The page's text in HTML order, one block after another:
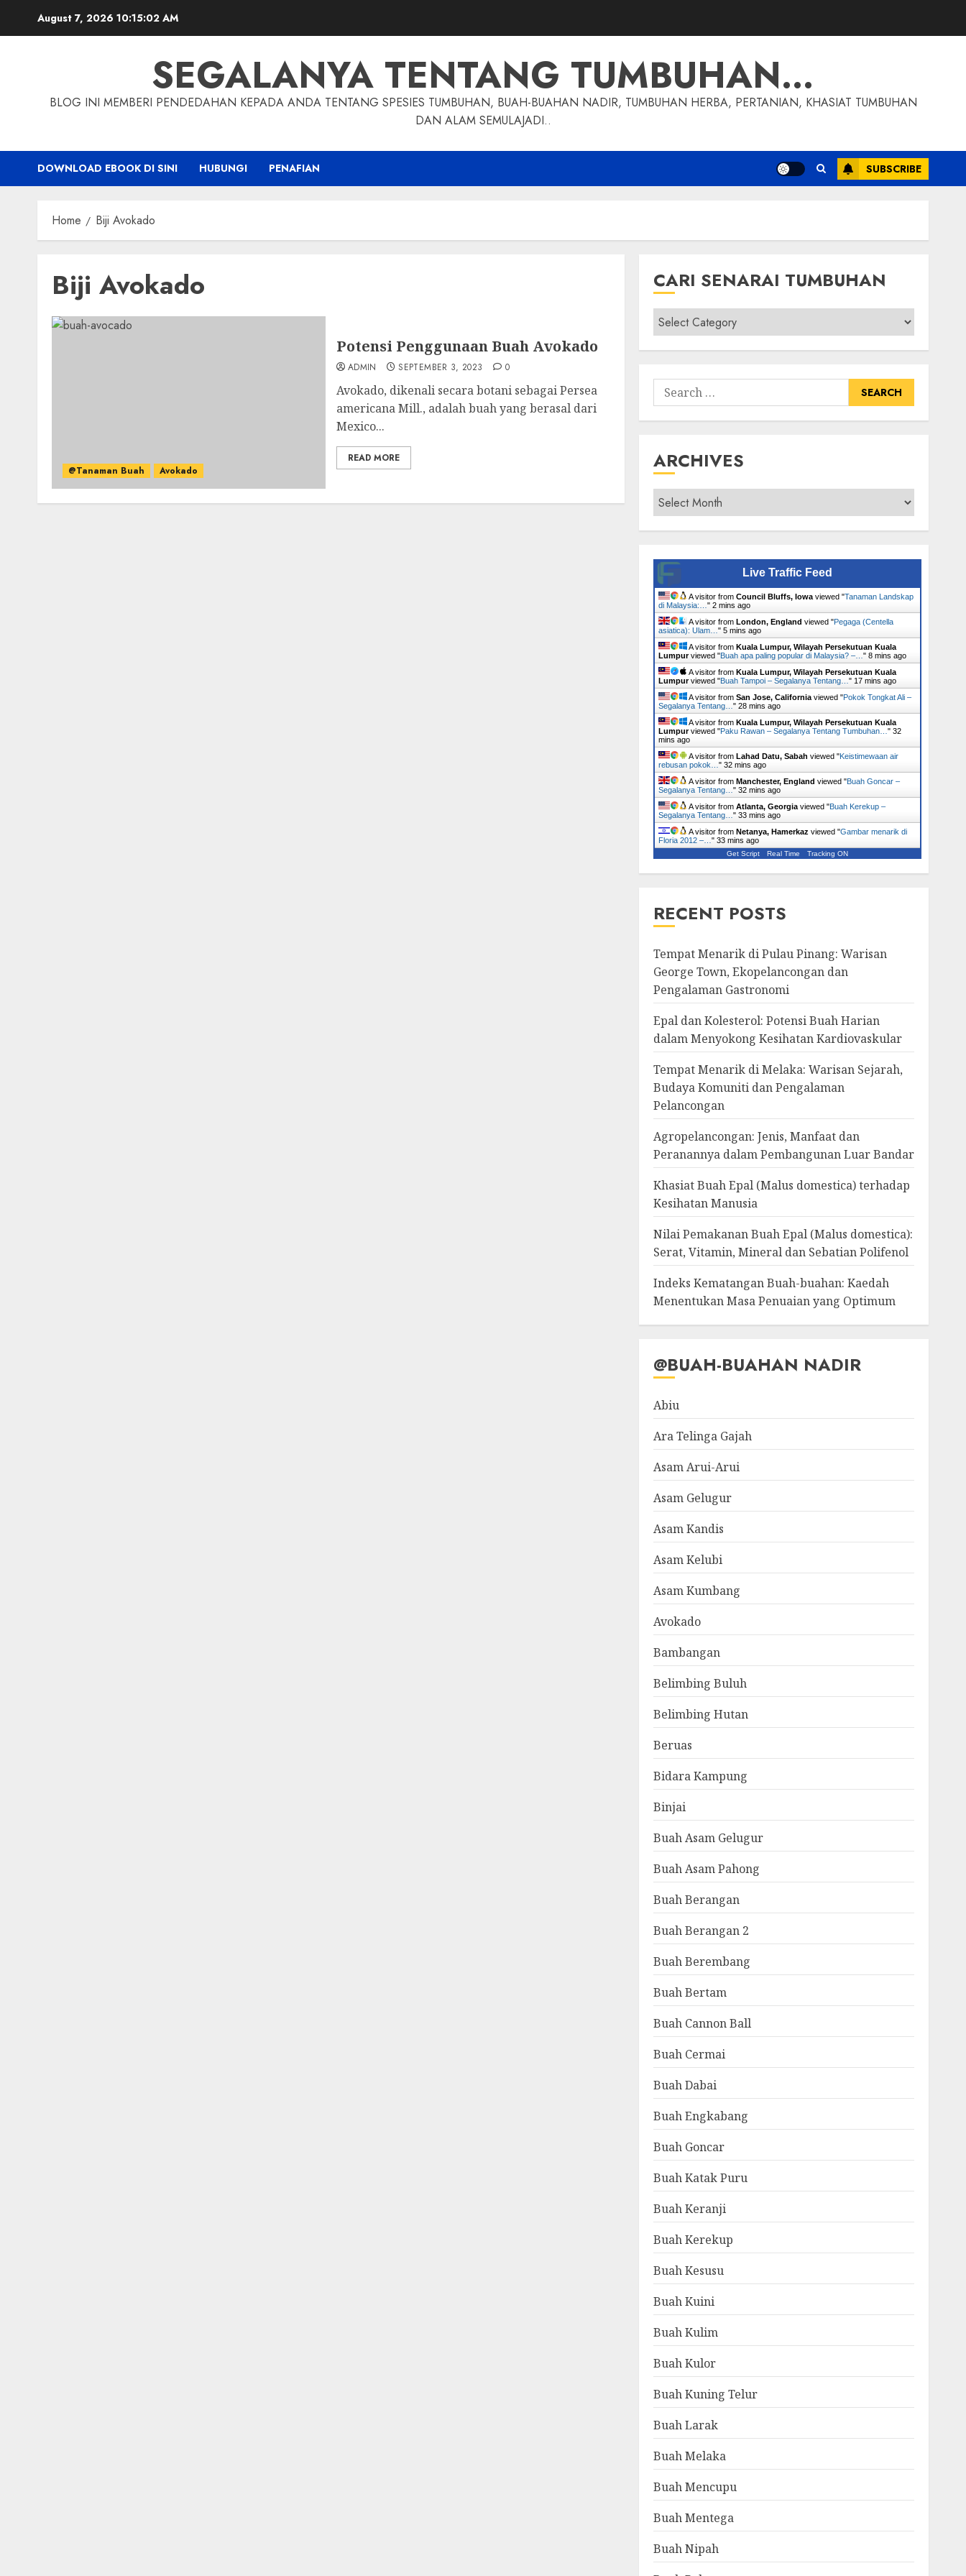
August 7, 2026 10:15:03 AM
SEGALANYA TENTANG TUMBUHAN…
BLOG INI MEMBERI PENDEDAHAN KEPADA ANDA TENTANG SPESIES TUMBUHAN, BUAH-BUAHAN NADIR, TUMBUHAN HERBA, PERTANIAN, KHASIAT TUMBUHAN
DAN ALAM SEMULAJADI..
DOWNLOAD EBOOK DI SINI HUBUNGI PENAFIAN SUBSCRIBE
Home Biji Avokado
Biji Avokado
@Tanaman Buah Avokado
Potensi Penggunaan Buah Avokado
ADMIN SEPTEMBER 3, 2023 0
Avokado, dikenali secara botani sebagai Persea
americana Mill., adalah buah yang berasal dari
Mexico...
READ MORE
CARI SENARAI TUMBUHAN
Cari
Senarai
Tumbuhan
Search
for:
ARCHIVES
Archives
Live Traffic Feed
A visitor from Council Bluffs, Iowaviewed "Tanaman Landskap
di Malaysia:… " 2 mins ago
A visitor from London, England viewed "Pegaga (Centella
asiatica): Ulam… " 5 mins ago
A visitor from Kuala Lumpur, Wilayah Persekutuan Kuala
Lumpurviewed "Buah apa paling popular di Malaysia? –… " 8 mins ago
A visitor from Kuala Lumpur, Wilayah Persekutuan Kuala
Lumpurviewed "Buah Tampoi – Segalanya Tentang… " 17 mins ago
A visitor from San Jose, Californiaviewed "Pokok Tongkat Ali –
Segalanya Tentang… " 28 mins ago
A visitor from Kuala Lumpur, Wilayah Persekutuan Kuala
Lumpurviewed "Paku Rawan – Segalanya Tentang Tumbuhan… " 32
mins ago
A visitor from Lahad Datu, Sabah viewed "Keistimewaan air
rebusan pokok… " 32 mins ago
A visitor from Manchester, England viewed "Buah Goncar –
Segalanya Tentang… " 32 mins ago
A visitor from Atlanta, Georgiaviewed "Buah Kerekup –
Segalanya Tentang… " 33 mins ago
A visitor from Netanya, Hamerkaz viewed "Gambar menarik di
Floria 2012 –… " 33 mins ago
Get Script Real Time Tracking ON
RECENT POSTS
Tempat Menarik di Pulau Pinang: Warisan
George Town, Ekopelancongan dan
Pengalaman Gastronomi
Epal dan Kolesterol: Potensi Buah Harian
dalam Menyokong Kesihatan Kardiovaskular
Tempat Menarik di Melaka: Warisan Sejarah,
Budaya Komuniti dan Pengalaman
Pelancongan
Agropelancongan: Jenis, Manfaat dan
Peranannya dalam Pembangunan Luar Bandar
Khasiat Buah Epal (Malus domestica) terhadap
Kesihatan Manusia
Nilai Pemakanan Buah Epal (Malus domestica):
Serat, Vitamin, Mineral dan Sebatian Polifenol
Indeks Kematangan Buah-buahan: Kaedah
Menentukan Masa Penuaian yang Optimum
@BUAH-BUAHAN NADIR
Abiu
Ara Telinga Gajah
Asam Arui-Arui
Asam Gelugur
Asam Kandis
Asam Kelubi
Asam Kumbang
Avokado
Bambangan
Belimbing Buluh
Belimbing Hutan
Beruas
Bidara Kampung
Binjai
Buah Asam Gelugur
Buah Asam Pahong
Buah Berangan
Buah Berangan 2
Buah Berembang
Buah Bertam
Buah Cannon Ball
Buah Cermai
Buah Dabai
Buah Engkabang
Buah Goncar
Buah Katak Puru
Buah Keranji
Buah Kerekup
Buah Kesusu
Buah Kuini
Buah Kulim
Buah Kulor
Buah Kuning Telur
Buah Larak
Buah Melaka
Buah Mencupu
Buah Mentega
Buah Nipah